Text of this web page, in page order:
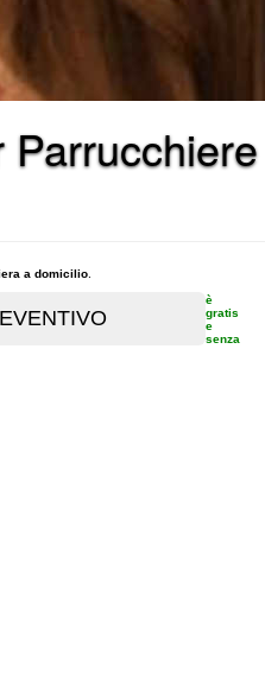
Parrucchiere
a domicilio
è
gratis
e
senza